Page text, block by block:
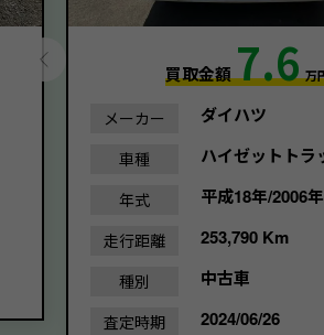
買取金額7.6 万
メーカー ダイハツ
車種 ハイゼットトラ
年式 平成18年/2006年
走行距離 253,790 Km
種別 中古車
査定時期 2024/06/26